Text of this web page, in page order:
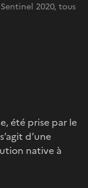
2020, tous
été prise par le
d’une
native à